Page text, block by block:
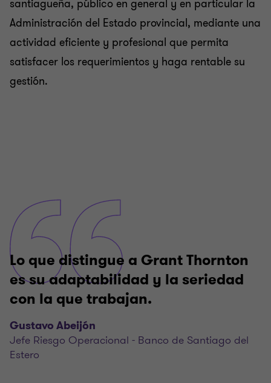
santiagueña, público en general y en particular la
Administración del Estado provincial, mediante una
actividad eficiente y profesional que permita
satisfacer los requerimientos y haga rentable su
gestión.
Lo que distingue a Grant Thornton
es su adaptabilidad y la seriedad
con la que trabajan.
Gustavo Abeijón
Jefe Riesgo Operacional - Banco de Santiago del
Estero